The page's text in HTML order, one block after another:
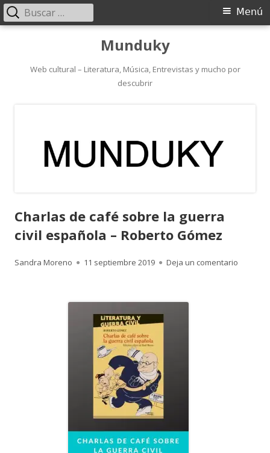
contenido
Munduky
Web cultural – Literatura, Música, Entrevistas y mucho por
descubrir
Menú
Menú
Buscar:
Charlas de café sobre la guerra
civil española – Roberto Gómez
Autor
Sandra Moreno
Publicado
11 septiembre 2019 Deja un comentario